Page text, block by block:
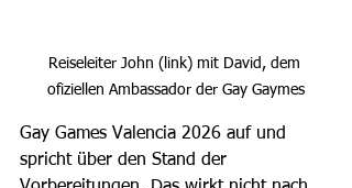
Reiseleiter John (link) mit David, dem
ofiziellen Ambassador der Gay Gaymes
Gay Games Valencia 2026 auf und
spricht über den Stand der